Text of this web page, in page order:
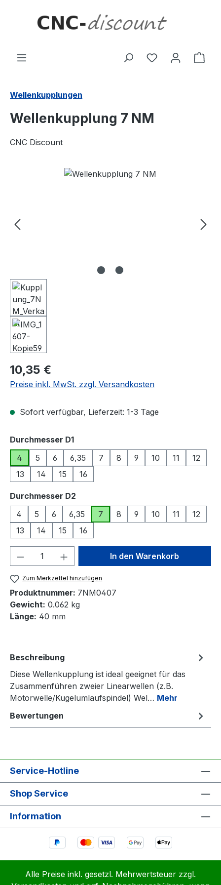
Wellenkupplungen
Wellenkupplung 7 NM
CNC Discount
Bildergalerie überspringen
Regulärer Preis:
10,35 €
Preise inkl. MwSt. zzgl. Versandkosten
Sofort verfügbar, Lieferzeit: 1-3 Tage
Durchmesser D1auswählen
4
5 6 6,35 7 8 9 10 11
12
13
14 15 16
Durchmesser D2
4
5 6 6,35 7 8 9 10 11
12
13
14 15 16
Produkt Anzahl: Gib denIn den Warenkorb
Zum Merkzettel hinzufügen
Produktnummer: 7NM0407
Gewicht: 0.062 kg
Länge: 40 mm
Beschreibung
Diese Wellenkupplung ist ideal geeignet für das
Zusammenführen zweier Linearwellen (z.B.
Motorwelle/Kugelumlaufspindel) Wel… Mehr
Bewertungen
Service-Hotline
Shop Service
Information
Alle Preise inkl. gesetzl. Mehrwertsteuer zzgl.